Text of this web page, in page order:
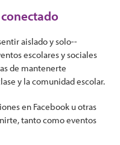
aislado y solo--
escolares y sociales
de mantenerte
y la comunidad escolar.
en Facebook u otras
tanto como eventos